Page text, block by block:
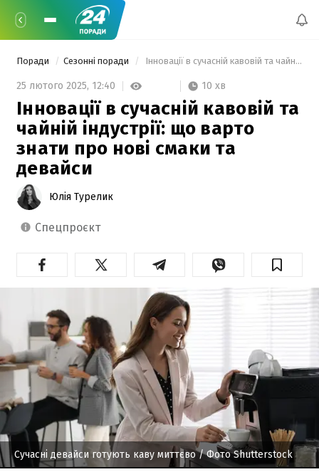
Поради Сезонні поради Інновації в сучасній кавовій та чайній індустрії: що варто знати про нові смаки та девайси
25 лютого 2025, 12:40 10 хв
Інновації в сучасній кавовій та
чайній індустрії: що варто
знати про нові смаки та
девайси
Юлія Турелик
спецпроєкт
Сучасні девайси готують каву миттєво/ Фото Shutterstock